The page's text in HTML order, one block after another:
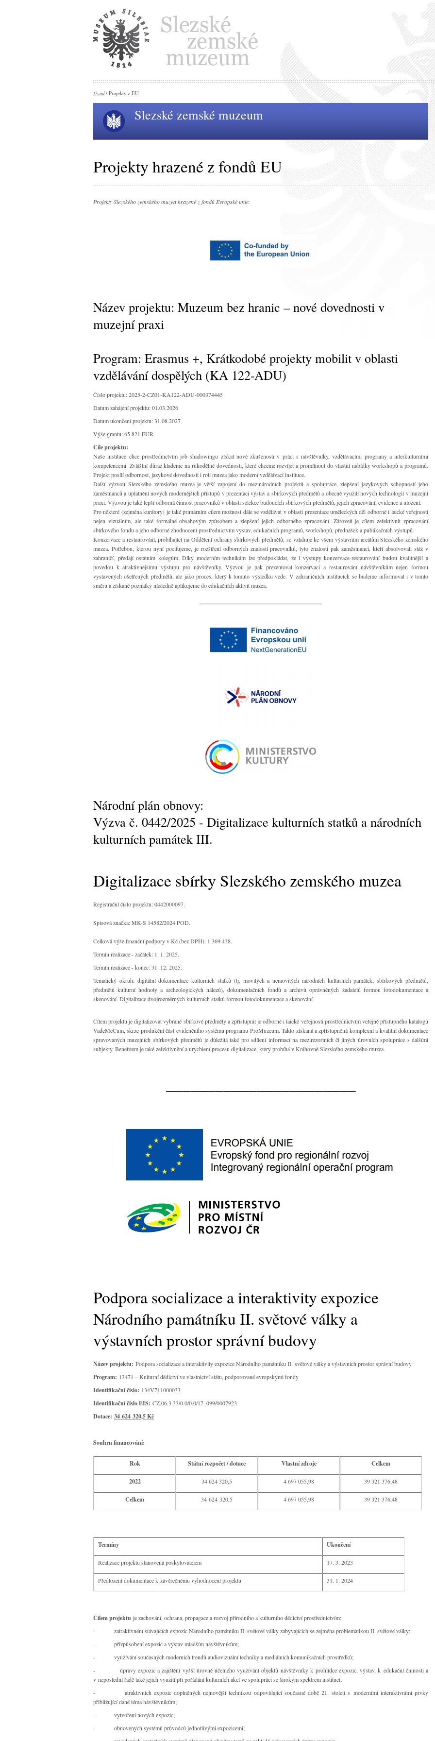
Úvod\ Projekty z EU
Slezské zemské muzeum
Projekty hrazené z fondů EU
Projekty Slezského zemského muzea hrazené z fondů Evropské unie.
Název projektu: Muzeum bez hranic – nové dovednosti v
muzejní praxi
Program: Erasmus +, Krátkodobé projekty mobilit v oblasti
vzdělávání dospělých (KA 122-ADU)
Číslo projektu: 2025-2-CZ01-KA122-ADU-000374445
Datum zahájení projektu: 01.03.2026
Datum ukončení projektu: 31.08.2027
Výše grantu: 65 821 EUR
Cíle projektu:
Naše instituce chce prostřednictvím job shadowingu získat nové zkušenosti v práci s návštěvníky, vzdělávacími programy a interkulturními
kompetencemi. Zvláštní důraz klademe na rukodělné dovednosti, které chceme rozvíjet a promítnout do vlastní nabídky workshopů a programů.
Projekt posílí odbornost, jazykové dovednosti i roli muzea jako moderní vzdělávací instituce.
Další výzvou Slezského zemského muzea je větší zapojení do mezinárodních projektů a spolupráce, zlepšení jazykových schopností jeho
zaměstnanců a uplatnění nových modernějších přístupů v prezentaci výstav a sbírkových předmětů a obecně využití nových technologií v muzejní
praxi. Výzvou je také lepší odborná činnost pracovníků v oblasti selekce budoucích sbírkových předmětů, jejich zpracování, evidence a uložení.
Pro některé (zejména kurátory) je také primárním cílem možnost dále se vzdělávat v oblasti prezentace uměleckých děl odborné i laické veřejnosti
nejen vizuálním, ale také formálně obsahovým způsobem a zlepšení jejich odborného zpracování. Zároveň je cílem zefektivnit zpracování
sbírkového fondu a jeho odborné zhodnocení prostřednictvím výstav, edukačních programů, workshopů, přednášek a publikačních výstupů.
Konzervace a restaurování, probíhající na Oddělení ochrany sbírkových předmětů, se vztahuje ke všem výstavním areálům Slezského zemského
muzea. Potřebou, kterou nyní pociťujeme, je rozšíření odborných znalostí pracovníků, tyto znalosti pak zaměstnanci, kteří absolvovali stáž v
zahraničí, předají ostatním kolegům. Díky moderním technikám lze předpokládat, že i výstupy konzervace-restaurování budou kvalitnější a
povedou k atraktivnějšímu výstupu pro návštěvníky. Výzvou je pak prezentovat konzervaci a restaurování návštěvníkům nejen formou
vystavených ošetřených předmětů, ale jako proces, který k tomuto výsledku vede. V zahraničních institucích se budeme informovat i v tomto
směru a získané poznatky následně aplikujeme do edukačních aktivit muzea.
Národní plán obnovy:
Výzva č. 0442/2025 - Digitalizace kulturních statků a národních
kulturních památek III.
Digitalizace sbírky Slezského zemského muzea
Registrační číslo projektu: 0442000097.
Spisová značka: MK-S 14582/2024 POD.
Celková výše finanční podpory v Kč (bez DPH): 1 369 438.
Termín realizace - začátek: 1. 1. 2025.
Termín realizace - konec: 31. 12. 2025.
Tematický okruh: digitální dokumentace kulturních statků (tj. movitých a nemovitých národních kulturních památek, sbírkových předmětů,
předmětů kulturní hodnoty a archeologických nálezů), dokumentačních fondů a archivů oprávněných žadatelů formou fotodokumentace a
skenování. Digitalizace dvojrozměrných kulturních statků formou fotodokumentace a skenování
Cílem projektu je digitalizovat vybrané sbírkové předměty a zpřístupnit je odborné i laické veřejnosti prostřednictvím veřejně přístupného katalogu
VadeMeCum, skrze produkční část evidenčního systému programu ProMuzeum. Takto získaná a zpřístupněná komplexní a kvalitní dokumentace
spravovaných muzejních sbírkových předmětů je důležitá také pro sdílení informací na mezirezortních či jiných úrovních spolupráce s dalšími
subjekty. Benefitem je také zefektivnění a urychlení procesu digitalizace, který probíhá v Knihovně Slezského zemského muzea.
Podpora socializace a interaktivity expozice
Národního památníku II. světové války a
výstavních prostor správní budovy
Název projektu: Podpora socializace a interaktivity expozice Národního památníku II. světové války a výstavních prostor správní budovy
Program: 13471 – Kulturní dědictví ve vlastnictví státu, podporované evropskými fondy
Identifikační číslo: 134V711000033
Identifikační číslo EIS: CZ.06.3.33/0.0/0.0/17_099/0007923
Dotace: 34 624 320,5 Kč
Souhrn financování:
Rok Státní rozpočet / dotace Vlastní zdroje Celkem
2022 34 624 320,5 4 697 055,98 39 321 376,48
Celkem 34 624 320,5 4 697 055,98 39 321 376,48
Termíny Ukončení
Realizace projektu stanovená poskytovatelem 17. 3. 2023
Předložení dokumentace k závěrečnému vyhodnocení projektu 31. 1. 2024
Cílem projektu je zachování, ochrana, propagace a rozvoj přírodního a kulturního dědictví prostřednictvím:
- zatraktivnění stávajících expozic Národního památníku II. světové války zabývajících se zejména problematikou II. světové války;
- přizpůsobení expozic a výstav mladším návštěvníkům;
- využívání současných moderních trendů audiovizuální techniky a mediálních komunikačních prostředků;
- úpravy expozic a zajištění vyšší úrovně účelného využívání objektů návštěvníky k prohlídce expozic, výstav, k edukační činnosti a
v neposlední řadě také jejich využití při pořádání kulturních akcí ve spolupráci se širokým spektrem institucí;
- atraktivních expozic doplněných nejnovější technikou odpovídající současné době 21. století s moderními interaktivními prvky
přibližující dané téma návštěvníkům;
- vytvoření nových expozic;
- obnovených systémů průvodců jednotlivými expozicemi;